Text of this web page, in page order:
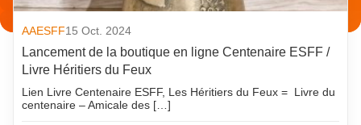
AAESFF15 Oct. 2024
Lancement de la boutique en ligne Centenaire ESFF /
Livre Héritiers du Feux
Lien Livre Centenaire ESFF, Les Héritiers du Feux = Livre du
centenaire – Amicale des […]